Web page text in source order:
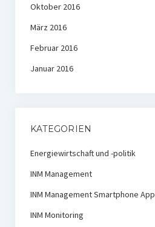
Oktober 2016
März 2016
Februar 2016
Januar 2016
KATEGORIEN
Energiewirtschaft und -politik
INM Management
INM Management Smartphone App
INM Monitoring